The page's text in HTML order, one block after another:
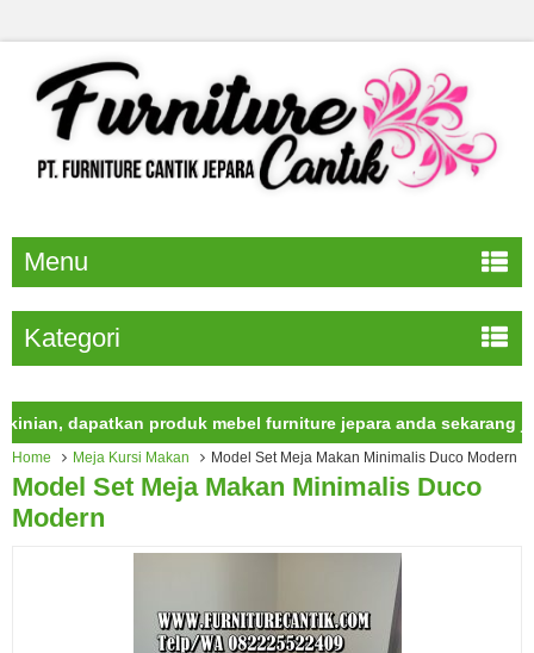
Menu
Kategori
produk mebel furniture jepara anda sekarang juga.
Home Meja Kursi Makan Model Set Meja Makan Minimalis Duco Modern
Model Set Meja Makan Minimalis Duco
Modern